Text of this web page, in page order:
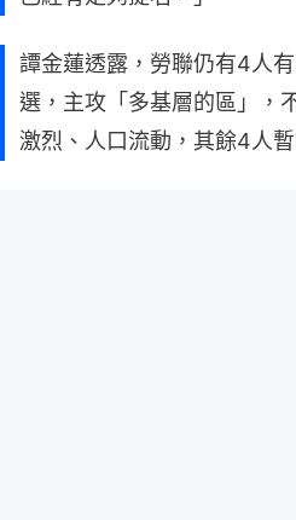
譚金蓮透露，勞聯仍有4人
選，主攻「多基層的區」，
激烈、人口流動，其餘4人